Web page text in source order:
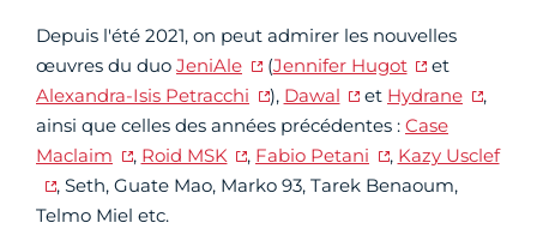
Depuis l'été 2021, on peut admirer les nouvelles
œuvres du duo JeniAle (Jennifer Hugot
et
Alexandra-Isis Petracchi
), Dawal et Hydrane
,
ainsi que celles des années précédentes : Case
Maclaim
, Roid MSK , Fabio Petani , Kazy Usclef
, Seth, Guate Mao, Marko 93, Tarek Benaoum,
Telmo Miel etc.